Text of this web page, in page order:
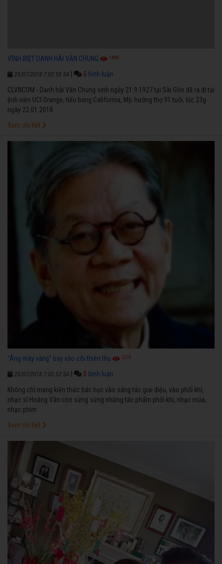
VĨNH BIỆT DANH HÀI VĂN CHUNG 1690
25/07/2018 7:02:58 SA 0 bình luận
CLVNCOM - Danh hài Văn Chung sinh ngày 21.9.1927 tại Sài Gòn đã ra đi tại
ệnh viện UCI Orange, tiểu bang California, Mỹ; hưởng thọ 91 tuổi, lúc 23g
ngày 22.01.2018
Xem chi tiết
"Áng mây vàng" bay vào cõi thiên thu 1270
25/07/2018 7:02:52 SA 0 bình luận
Không chỉ mang kiến thức bác học vào sáng tác giai điệu, vào phối khí,
nhạc sĩ Hoàng Vân còn sừng sững những tác phẩm phối khí, nhạc múa,
nhạc phim
Xem chi tiết